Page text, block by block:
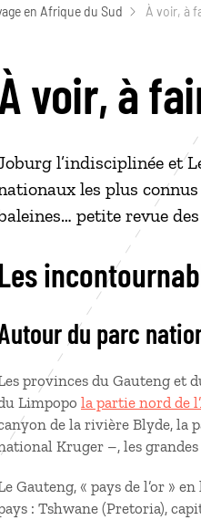
en Afrique du Sud À voir, à
À voir, à
l’indisciplinée et
les plus
petite revue
Les
du parc
provinces du Gauteng et
Limpopo la partie nord de
de la rivière Blyde, la
Kruger –, les
Gauteng, « pays de l’or »
: Tshwane (Pretoria),